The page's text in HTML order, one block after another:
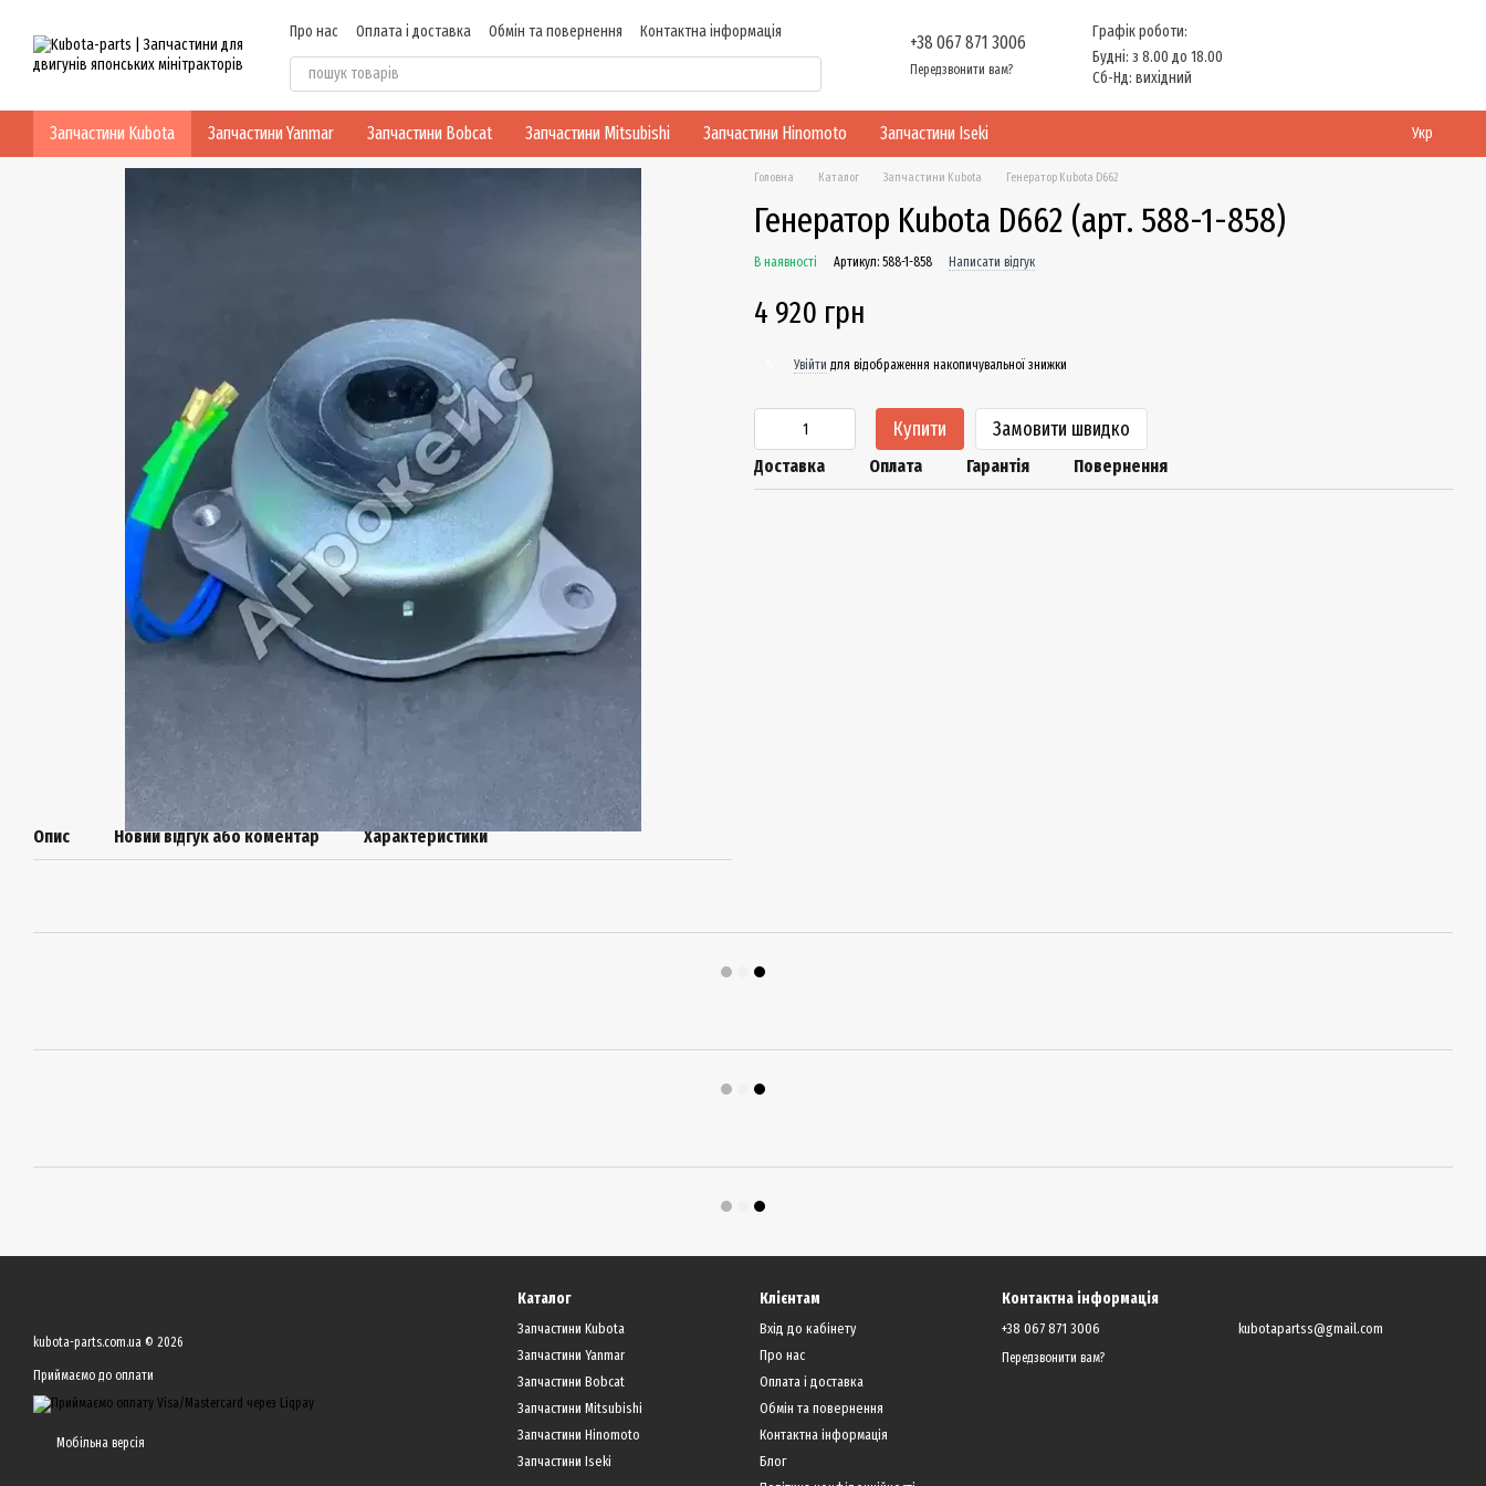
Про нас Оплата і доставка Обмін та повернення
Контактна інформація
Блог
Політика конфіденційності
+38 067 871 3006
Передзвонити вам?
Графік роботи:
Будні: з 8.00 до 18.00
Сб-Нд: вихідний
Запчастини Kubota Запчастини Yanmar Запчастини Bobcat Запчастини Mitsubishi Запчастини Hinomoto Запчастини Iseki Укр
Опис Новий відгук або коментар Характеристики
Головна Каталог Запчастини Kubota Генератор Kubota D662
Генератор Kubota D662 (арт. 588-1-858)
В наявності Артикул: 588-1-858 Написати відгук
4 920 грн
Увійти для відображення накопичувальної знижки
Купити Замовити швидко
Доставка Оплата Гарантія Повернення
kubota-parts.com.ua © 2026
Приймаємо до оплати
Мобільна версія
Каталог
Запчастини Kubota
Запчастини Yanmar
Запчастини Bobcat
Запчастини Mitsubishi
Запчастини Hinomoto
Запчастини Iseki
Клієнтам
Вхід до кабінету
Про нас
Оплата і доставка
Обмін та повернення
Контактна інформація
Блог
Контактна інформація
+38 067 871 3006
Передзвонити вам?
kubotapartss@gmail.com